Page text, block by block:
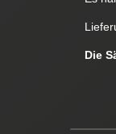
Die